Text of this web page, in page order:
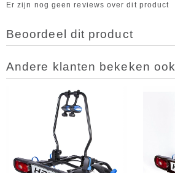
Er zijn nog geen reviews over dit product
Beoordeel dit product
Andere klanten bekeken ook